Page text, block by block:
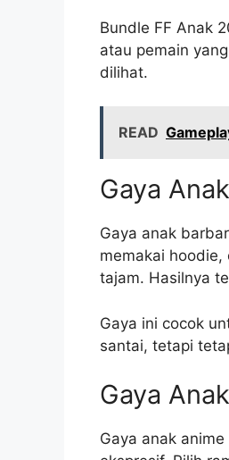
Bundle FF Anak
atau pemain
dilihat.
READ
Gaya
Gaya anak
memakai
tajam. Hasilnya
Gaya ini cocok
santai, tetapi
Gaya
Gaya anak